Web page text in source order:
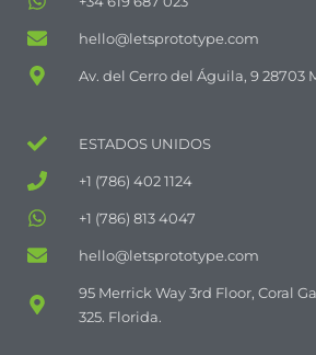
hello@letsprototype.com
Av. del Cerro del Águila, 9 28703
ESTADOS UNIDOS
+1 (786) 402 1124
+1 (786) 813 4047
hello@letsprototype.com
95 Merrick Way 3rd Floor, Coral
325. Florida.